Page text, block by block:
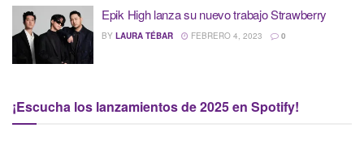
Epik High lanza su nuevo trabajo Strawberry
BY LAURA TÉBAR FEBRERO 4, 2023 0
¡Escucha los lanzamientos de 2025 en Spotify!